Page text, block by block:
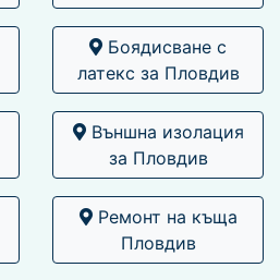
Боядисване с
латекс за Пловдив
Външна изолация
за Пловдив
Ремонт на къща
Пловдив